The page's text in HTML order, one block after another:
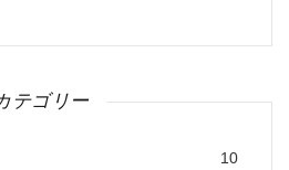
テゴリー
10